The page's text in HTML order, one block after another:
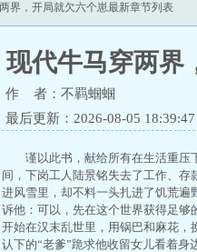
界，开局就欠六个崽最新章节列表
现代牛马穿两界
作 者：不羁蝈蝈
最后更新：2026-08-05 18:39:47
谨以此书，献给所有在生活重压
间，下岗工人陆景铭失去了工作、
进风雪里，却不料一头扎进了饥荒遍
诉他：可以，先在这个世界获得足够
开始在汉末乱世里，用锅巴和麻花，
认下的“老爹”跪求他收留女儿看着身